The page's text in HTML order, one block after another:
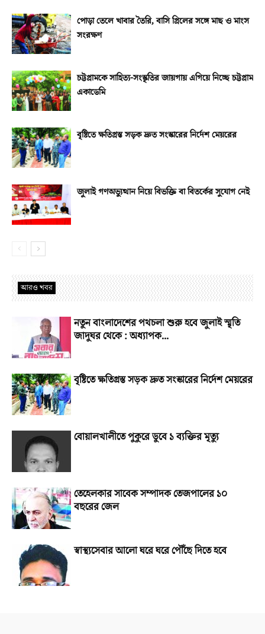
পোড়া তেলে খাবার তৈরি, বাসি গ্রিলের সঙ্গে মাছ ও মাংস
সংরক্ষণ
চট্টগ্রামকে সাহিত্য-সংস্কৃতির জায়গায় এগিয়ে নিচ্ছে চট্টগ্রাম
একাডেমি
বৃষ্টিতে ক্ষতিগ্রস্ত সড়ক দ্রুত সংস্কারের নির্দেশ মেয়রের
জুলাই গণঅভ্যুত্থান নিয়ে বিভক্তি বা বিতর্কের সুযোগ নেই
আরও খবর
নতুন বাংলাদেশের পথচলা শুরু হবে জুলাই স্মৃতি
জাদুঘর থেকে : অধ্যাপক...
বৃষ্টিতে ক্ষতিগ্রস্ত সড়ক দ্রুত সংস্কারের নির্দেশ মেয়রের
বোয়ালখালীতে পুকুরে ডুবে ১ ব্যক্তির মৃত্যু
তেহেলকার সাবেক সম্পাদক তেজপালের ১০
বছরের জেল
স্বাস্থ্যসেবার আলো ঘরে ঘরে পৌঁছে দিতে হবে